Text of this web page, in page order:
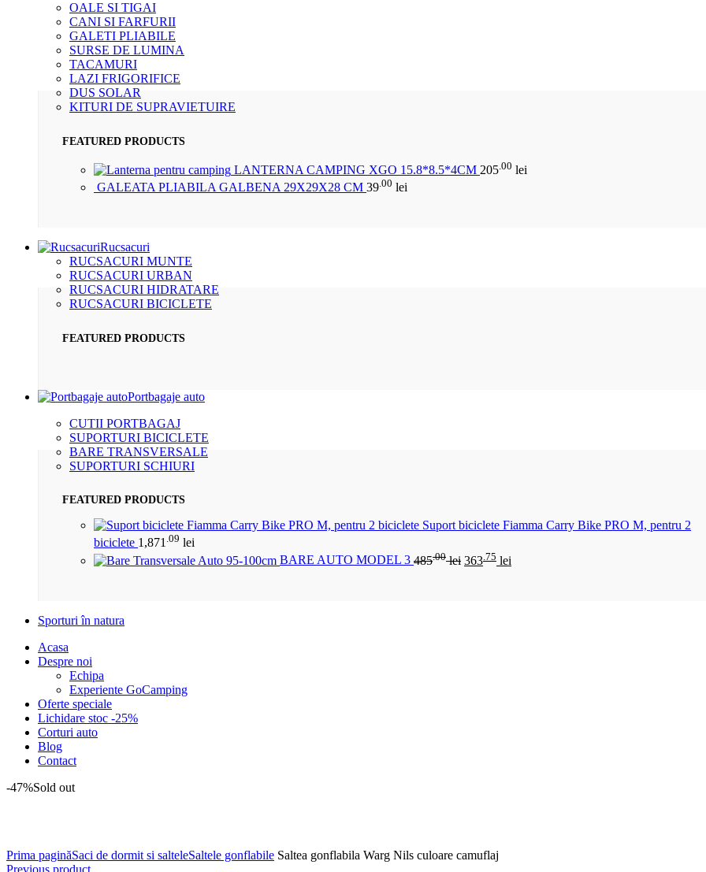
OALE SI TIGAI
CANI SI FARFURII
GALETI PLIABILE
SURSE DE LUMINA
TACAMURI
LAZI FRIGORIFICE
DUS SOLAR
KITURI DE SUPRAVIETUIRE
FEATURED PRODUCTS
LANTERNA CAMPING XGO 15.8*8.5*4CM 205 .00 lei
GALEATA PLIABILA GALBENA 29X29X28 CM 39 .00 lei
Rucsacuri
RUCSACURI MUNTE
RUCSACURI URBAN
RUCSACURI HIDRATARE
RUCSACURI BICICLETE
FEATURED PRODUCTS
Portbagaje auto
CUTII PORTBAGAJ
SUPORTURI BICICLETE
BARE TRANSVERSALE
SUPORTURI SCHIURI
FEATURED PRODUCTS
Suport biciclete Fiamma Carry Bike PRO M, pentru 2
biciclete 1,871 .09 lei
BARE AUTO MODEL 3 485.00 lei 363 .75 lei
Sporturi în natura
Acasa
Despre noi
Echipa
Experiente GoCamping
Oferte speciale
Lichidare stoc -25%
Corturi auto
Blog
Contact
-47%Sold out
Prima paginăSaci de dormit si salteleSaltele gonflabile Saltea gonflabila Warg Nils culoare camuflaj
Previous product